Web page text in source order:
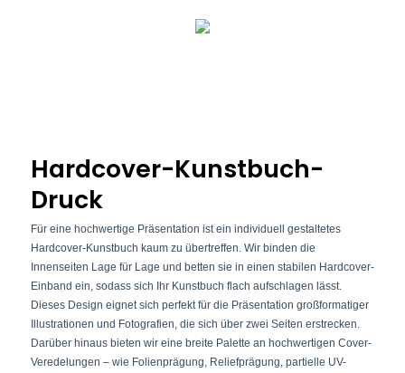
Hardcover-Kunstbuch-
Druck
Für eine hochwertige Präsentation ist ein individuell gestaltetes
Hardcover-Kunstbuch kaum zu übertreffen. Wir binden die
Innenseiten Lage für Lage und betten sie in einen stabilen Hardcover-
Einband ein, sodass sich Ihr Kunstbuch flach aufschlagen lässt.
Dieses Design eignet sich perfekt für die Präsentation großformatiger
Illustrationen und Fotografien, die sich über zwei Seiten erstrecken.
Darüber hinaus bieten wir eine breite Palette an hochwertigen Cover-
Veredelungen – wie Folienprägung, Reliefprägung, partielle UV-